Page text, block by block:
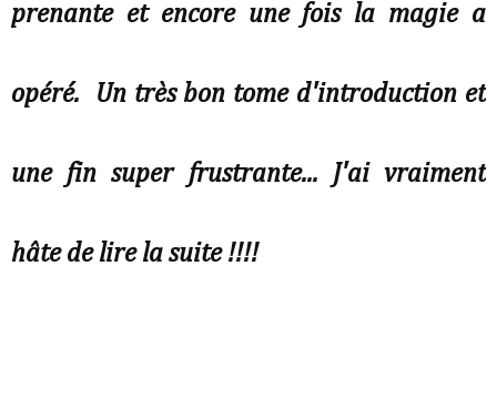
prenante et encore une fois la magie a
opéré. Un très bon tome d'introduction et
une fin super frustrante... J'ai vraiment
hâte de lire la suite !!!!